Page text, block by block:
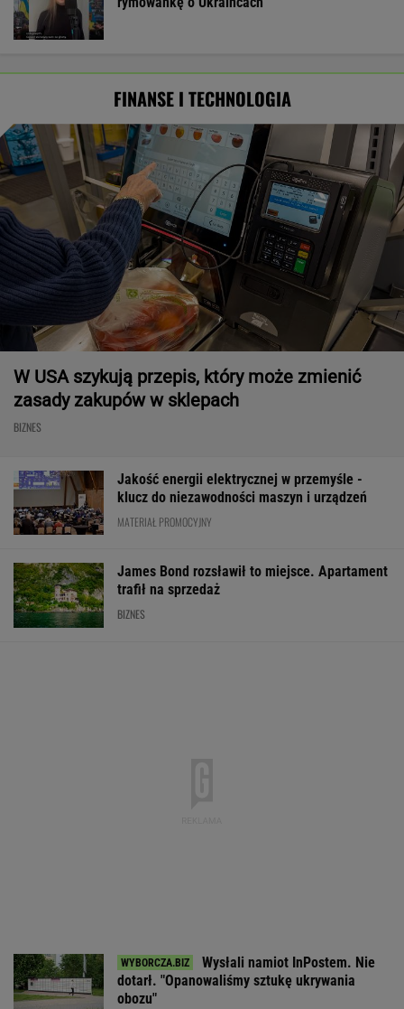
FINANSE I TECHNOLOGIA
W USA szykują przepis, który może zmienić
zasady zakupów w sklepach
BIZNES
Jakość energii elektrycznej w przemyśle -
klucz do niezawodności maszyn i urządzeń
MATERIAŁ PROMOCYJNY
James Bond rozsławił to miejsce. Apartament
trafił na sprzedaż
BIZNES
Wysłali namiot InPostem. Nie
dotarł. "Opanowaliśmy sztukę ukrywania
obozu"